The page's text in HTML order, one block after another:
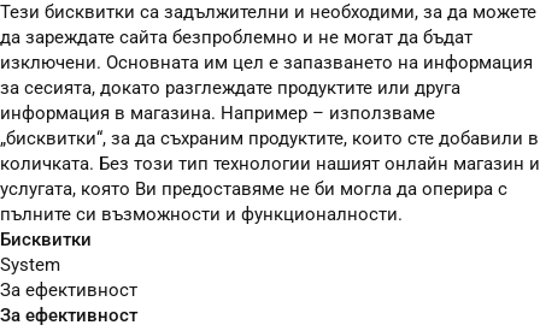
Тези бисквитки са задължителни и необходими, за да можете
да зареждате сайта безпроблемно и не могат да бъдат
изключени. Основната им цел е запазването на информация
за сесията, докато разглеждате продуктите или друга
информация в магазина. Например – използваме
„бисквитки“, за да съхраним продуктите, които сте добавили в
количката. Без този тип технологии нашият онлайн магазин и
услугата, която Ви предоставяме не би могла да оперира с
пълните си възможности и функционалности.
Бисквитки
System
За ефективност
За ефективност